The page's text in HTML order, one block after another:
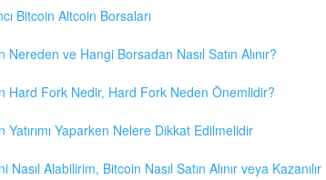
Bitcoin Altcoin Borsaları
Nereden ve Hangi Borsadan Nasıl Satın Alınır?
Hard Fork Nedir, Hard Fork Neden Önemlidir?
Yatırımı Yaparken Nelere Dikkat Edilmelidir
Nasıl Alabilirim, Bitcoin Nasıl Satın Alınır veya Kazanılır